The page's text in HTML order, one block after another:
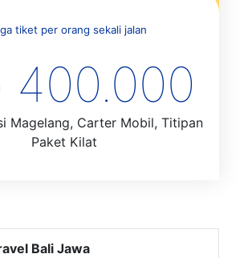
tiket per orang sekali jalan
400.000
Magelang, Carter Mobil, Titipan
Paket Kilat
Bali Jawa